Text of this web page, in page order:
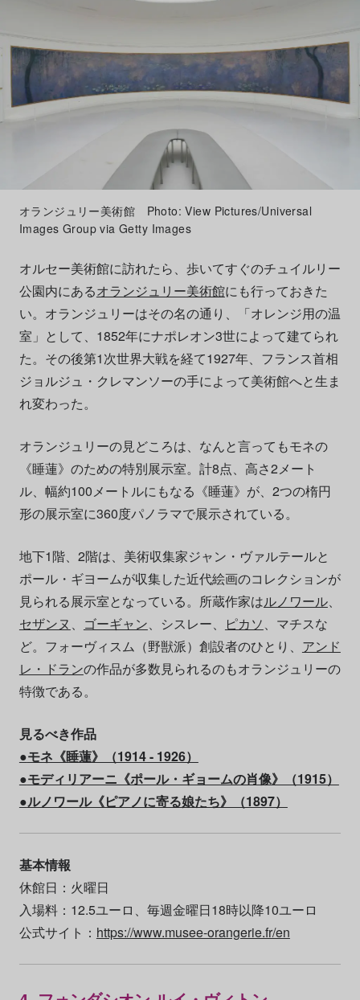
オランジュリー美術館 Photo: View Pictures/Universal
Images Group via Getty Images
オルセー美術館に訪れたら、歩いてすぐのチュイルリー
公園内にあるオランジュリー美術館にも行っておきた
い。オランジュリーはその名の通り、「オレンジ用の温
室」として、1852年にナポレオン3世によって建てられ
た。その後第1次世界大戦を経て1927年、フランス首相
ジョルジュ・クレマンソーの手によって美術館へと生ま
れ変わった。
オランジュリーの見どころは、なんと言ってもモネの
《睡蓮》のための特別展示室。計8点、高さ2メート
ル、幅約100メートルにもなる《睡蓮》が、2つの楕円
形の展示室に360度パノラマで展示されている。
地下1階、2階は、美術収集家ジャン・ヴァルテールと
ポール・ギヨームが収集した近代絵画のコレクションが
見られる展示室となっている。所蔵作家はルノワール、
セザンヌ 、 ゴーギャン、シスレー、 ピカソ、マチスな
ど。フォーヴィスム（野獣派）創設者のひとり、 アンド
レ・ドランの作品が多数見られるのもオランジュリーの
特徴である。
見るべき作品
●モネ《睡蓮》（1914 - 1926）
●モディリアーニ《ポール・ギョームの肖像》（1915）
●ルノワール《ピアノに寄る娘たち》（1897）
基本情報
休館日：火曜日
入場料：12.5ユーロ、毎週金曜日18時以降10ユーロ
公式サイト： https://www.musee-orangerie.fr/en